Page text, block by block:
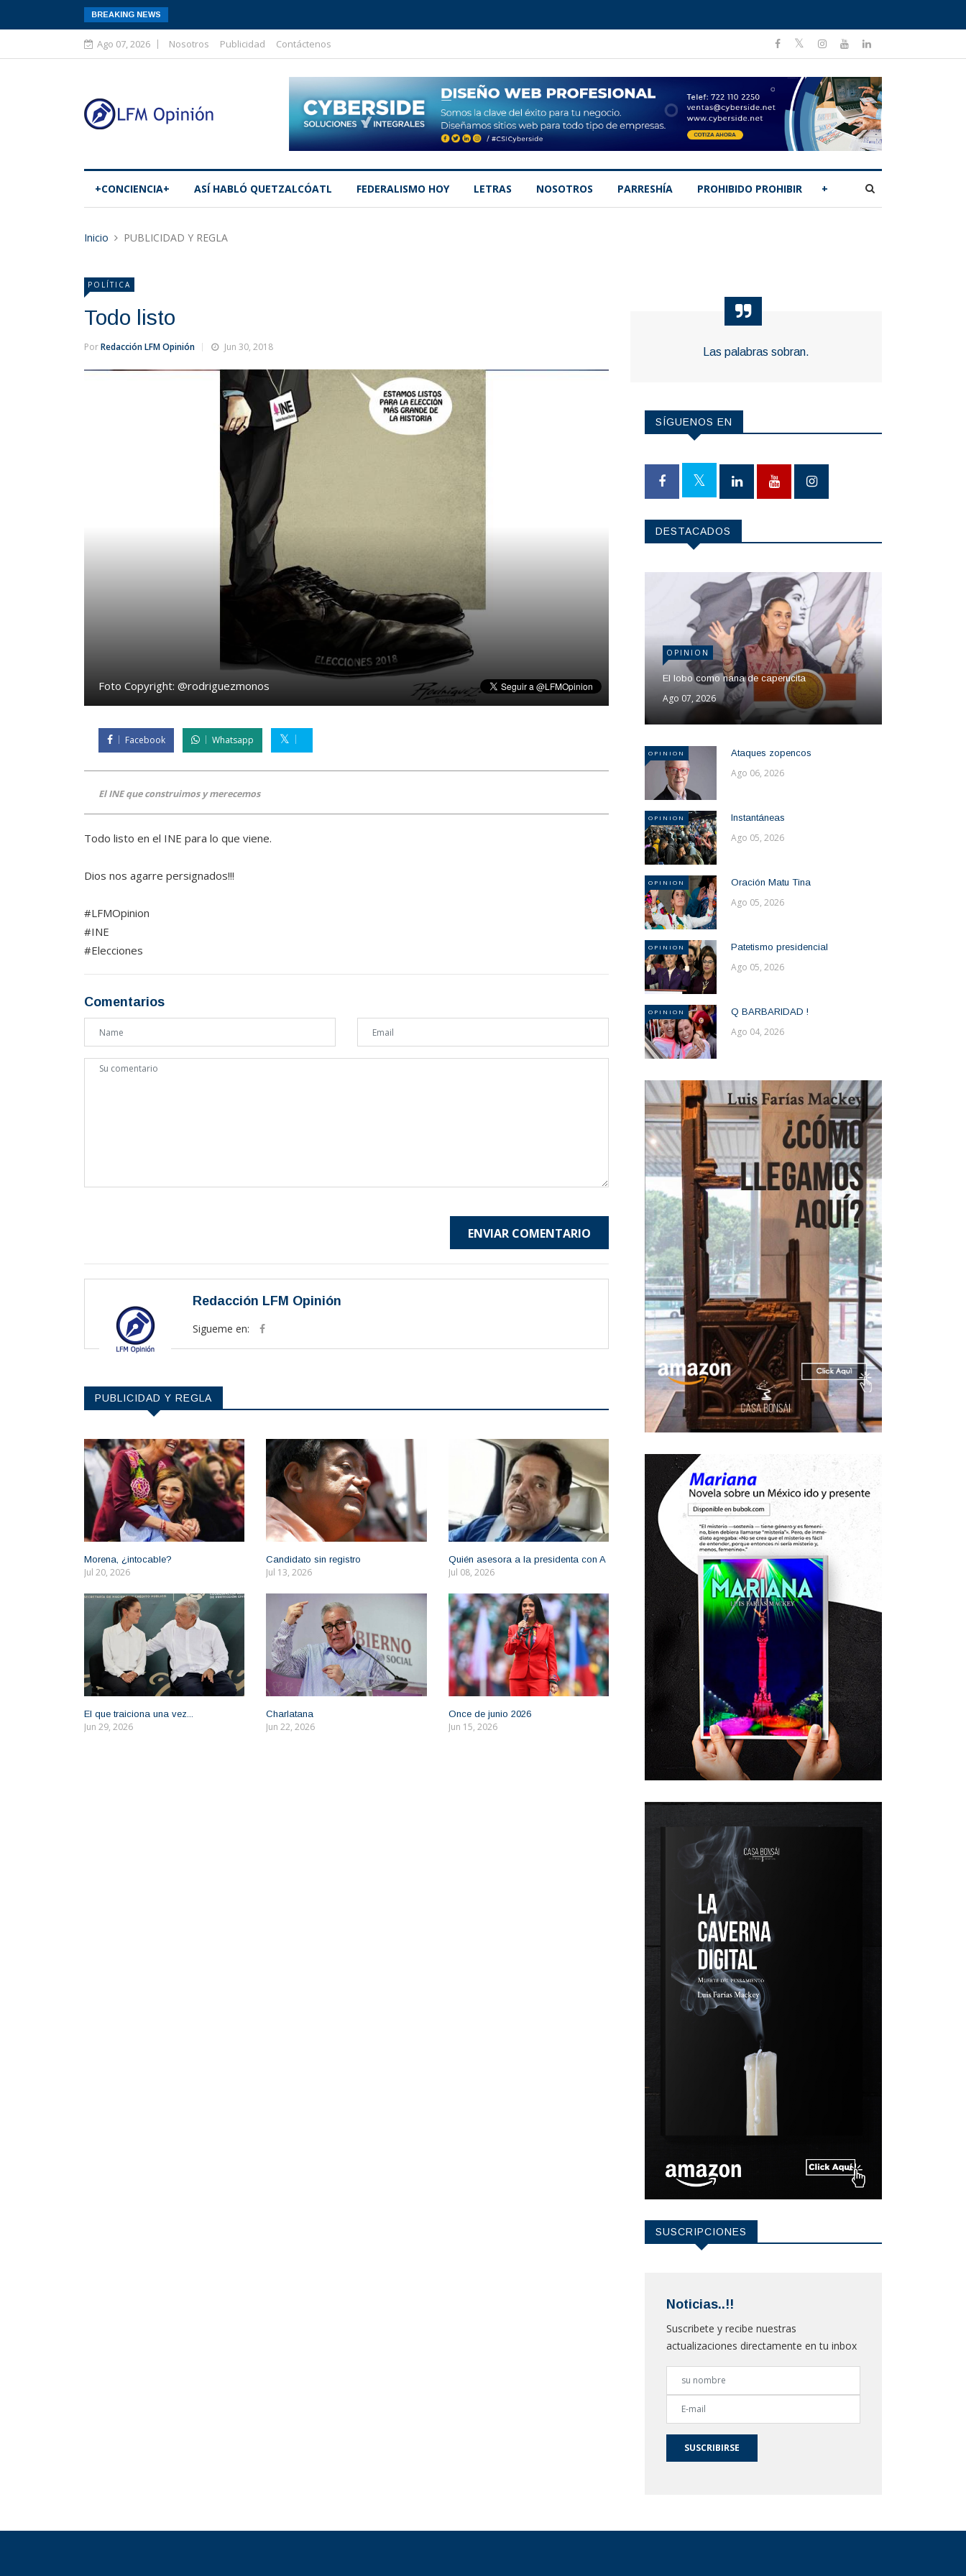
BREAKING NEWS
Ago 07, 2026 Nosotros Publicidad Contáctenos
+CONCIENCIA+ ASÍ­ HABLÓ QUETZALCÓATL FEDERALISMO HOY LETRAS NOSOTROS PARRESHÍA PROHIBIDO PROHIBIR +
Inicio PUBLICIDAD Y REGLA
POLÍTICA
Todo listo
PorRedacción LFM Opinión Jun 30, 2018
Foto Copyright: @rodriguezmonos
Facebook Whatsapp
El INE que construimos y merecemos
Todo listo en el INE para lo que viene.
Dios nos agarre persignados!!!
#LFMOpinion
#INE
#Elecciones
Comentarios
ENVIAR COMENTARIO
Redacción LFM Opinión
Sigueme en:
PUBLICIDAD Y REGLA
Morena, ¿intocable?
Jul 20, 2026
Candidato sin registro
Jul 13, 2026
Quién asesora a la presidenta con A
Jul 08, 2026
El que traiciona una vez...
Jun 29, 2026
Charlatana
Jun 22, 2026
Once de junio 2026
Jun 15, 2026
Las palabras sobran.
SÍGUENOS EN
DESTACADOS
OPINION
El lobo como nana de caperucita
Ago 07, 2026
OPINION Ataques zopencos
Ago 06, 2026
OPINION Instantáneas
Ago 05, 2026
OPINION Oración Matu Tina
Ago 05, 2026
OPINION Patetismo presidencial
Ago 05, 2026
OPINION Q BARBARIDAD !
Ago 04, 2026
SUSCRIPCIONES
Noticias..!!
Suscribete y recibe nuestras
actualizaciones directamente en tu inbox
SUSCRIBIRSE